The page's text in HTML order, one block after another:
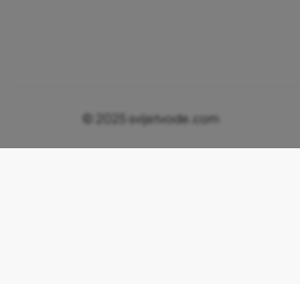
© 2025 svijetvode.com